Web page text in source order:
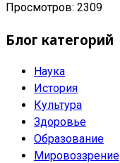
Просмотров: 2309
Блог категорий
Наука
История
Культура
Здоровье
Образование
Мировоззрение